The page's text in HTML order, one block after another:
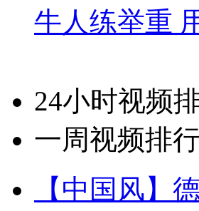
牛人练举重
24小时视频
一周视频排行
【中国风】